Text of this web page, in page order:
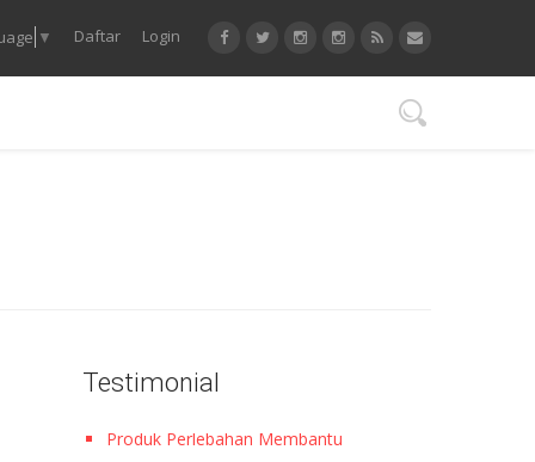
▼ Daftar Login
Testimonial
Produk Perlebahan Membantu